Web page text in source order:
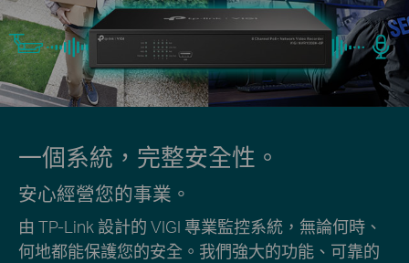
一個系統，完整安全性。
安心經營您的事業。
由 TP-Link 設計的 VIGI 專業監控系統，無論何時、
何地都能保護您的安全。我們強大的功能、可靠的